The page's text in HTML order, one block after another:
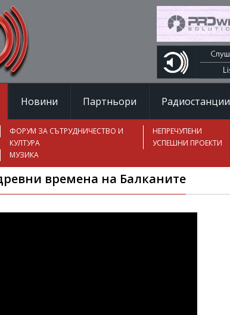
Новини Партньори Радиостанции
ФОРУМ ЗА СЪТРУДНИЧЕСТВО И
КУЛТУРА
НЕПРЕЧУПЕНИ
УСПЕШНИ ПРОЕКТИ
МУЗИКА
времена на Балканите